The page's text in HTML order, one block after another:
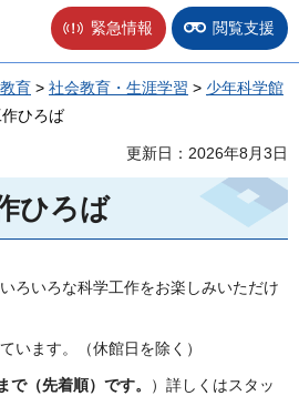
緊急情報 閲覧支援
教育 > 社会教育・生涯学習 > 少年科学館
ひろば
更新日：2026年8月3日
ひろば
ろいろな科学工作をお楽しみいただけ
います。（休館日を除く）
（先着順）です。
）詳しくはスタッ